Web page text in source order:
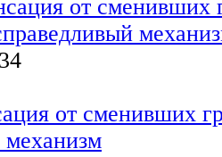
от сменивших